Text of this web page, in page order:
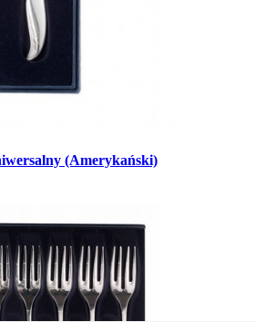
(Amerykański)